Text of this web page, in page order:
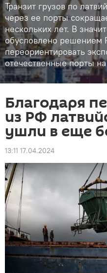
Транзит грузов по
через ее порты
нескольких лет. В
обусловлено решением
переориентировать
отечественные порты
Благодаря
из РФ
ушли в еще
13:11 17.04.2024